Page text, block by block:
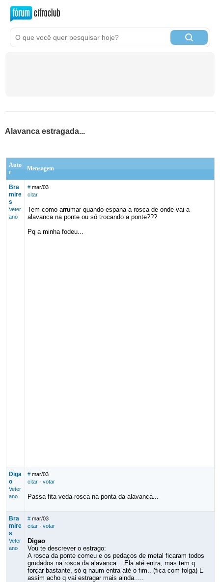
Alavanca estragada...
Auto
r
Mensagem
Bra
mire
s
Veter
ano
# mar/03
citar
Tem como arrumar quando espana a rosca de onde vai a
alavanca na ponte ou só trocando a ponte???
Pq a minha fodeu...
Diga
o
Veter
ano
# mar/03
citar· votar
Passa fita veda-rosca na ponta da alavanca...
Bra
mire
s
Veter
ano
# mar/03
citar· votar
Digao
Vou te descrever o estrago:
A rosca da ponte comeu e os pedaços de metal ficaram todos
grudados na rosca da alavanca... Ela até entra, mas tem q
forçar bastante, só q naum entra até o fim.. (fica com folga) E
assim acho q vai estragar mais ainda.....